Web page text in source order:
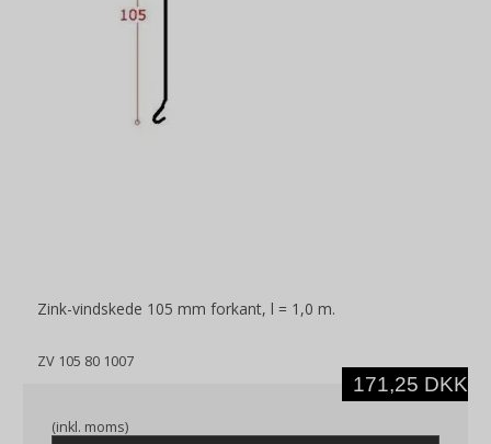
Zink-vindskede 105 mm forkant, l = 1,0 m.
ZV 105 80 1007
171,25 DKK
(inkl. moms)